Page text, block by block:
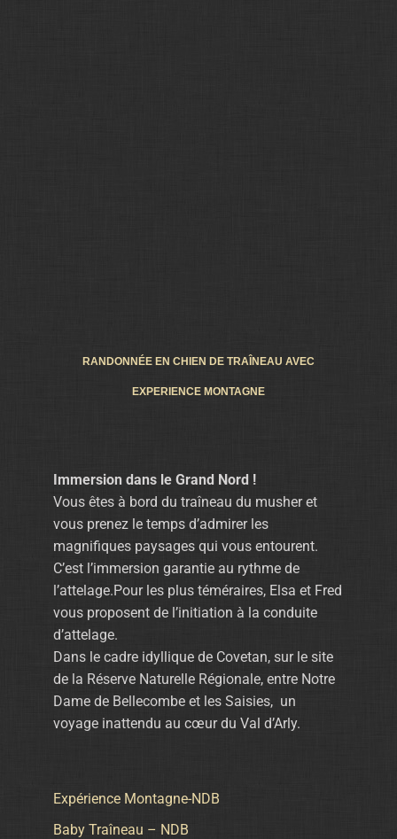
RANDONNÉE EN CHIEN DE TRAÎNEAU AVEC
EXPERIENCE MONTAGNE
Immersion dans le Grand Nord !
Vous êtes à bord du traîneau du musher et
vous prenez le temps d’admirer les
magnifiques paysages qui vous entourent.
C’est l’immersion garantie au rythme de
l’attelage.Pour les plus téméraires, Elsa et Fred
vous proposent de l’initiation à la conduite
d’attelage.
Dans le cadre idyllique de Covetan, sur le site
de la Réserve Naturelle Régionale, entre Notre
Dame de Bellecombe et les Saisies, un
voyage inattendu au cœur du Val d’Arly.
Expérience Montagne-NDB
Baby Traîneau – NDB